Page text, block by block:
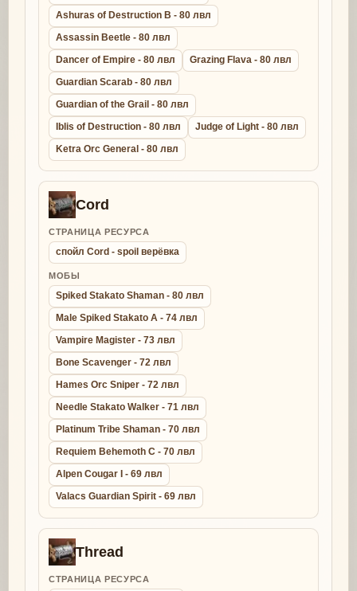
Ashuras of Destruction B - 80 лвл
Assassin Beetle - 80 лвл
Dancer of Empire - 80 лвл
Grazing Flava - 80 лвл
Guardian Scarab - 80 лвл
Guardian of the Grail - 80 лвл
Iblis of Destruction - 80 лвл
Judge of Light - 80 лвл
Ketra Orc General - 80 лвл
Cord
СТРАНИЦА РЕСУРСА
спойл Cord - spoil верёвка
МОБЫ
Spiked Stakato Shaman - 80 лвл
Male Spiked Stakato A - 74 лвл
Vampire Magister - 73 лвл
Bone Scavenger - 72 лвл
Hames Orc Sniper - 72 лвл
Needle Stakato Walker - 71 лвл
Platinum Tribe Shaman - 70 лвл
Requiem Behemoth C - 70 лвл
Alpen Cougar I - 69 лвл
Valacs Guardian Spirit - 69 лвл
Thread
СТРАНИЦА РЕСУРСА